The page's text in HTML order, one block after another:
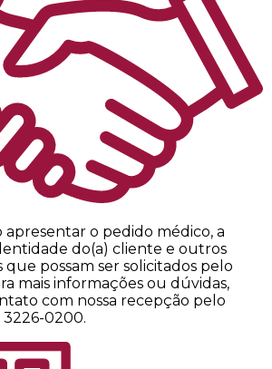
apresentar o pedido médico, a
do(a) cliente e outros
possam ser solicitados pelo
mais informações ou dúvidas,
com nossa recepção pelo
0200.